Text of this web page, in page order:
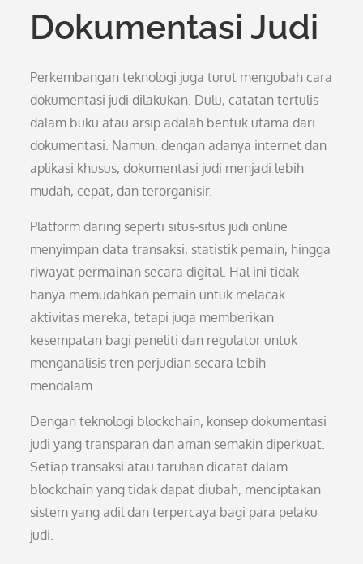
Dokumentasi Judi
Perkembangan teknologi juga turut mengubah cara
dokumentasi judi dilakukan. Dulu, catatan tertulis
dalam buku atau arsip adalah bentuk utama dari
dokumentasi. Namun, dengan adanya internet dan
aplikasi khusus, dokumentasi judi menjadi lebih
mudah, cepat, dan terorganisir.
Platform daring seperti situs-situs judi online
menyimpan data transaksi, statistik pemain, hingga
riwayat permainan secara digital. Hal ini tidak
hanya memudahkan pemain untuk melacak
aktivitas mereka, tetapi juga memberikan
kesempatan bagi peneliti dan regulator untuk
menganalisis tren perjudian secara lebih
mendalam.
Dengan teknologi blockchain, konsep dokumentasi
judi yang transparan dan aman semakin diperkuat.
Setiap transaksi atau taruhan dicatat dalam
blockchain yang tidak dapat diubah, menciptakan
sistem yang adil dan terpercaya bagi para pelaku
judi.